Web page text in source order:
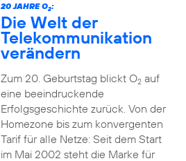
20 JAHRE O2:
Die Welt der
Telekommunikation
verändern
Zum 20. Geburtstag blickt O2auf
eine beeindruckende
Erfolgsgeschichte zurück. Von der
Homezone bis zum konvergenten
Tarif für alle Netze: Seit dem Start
im Mai 2002 steht die Marke für